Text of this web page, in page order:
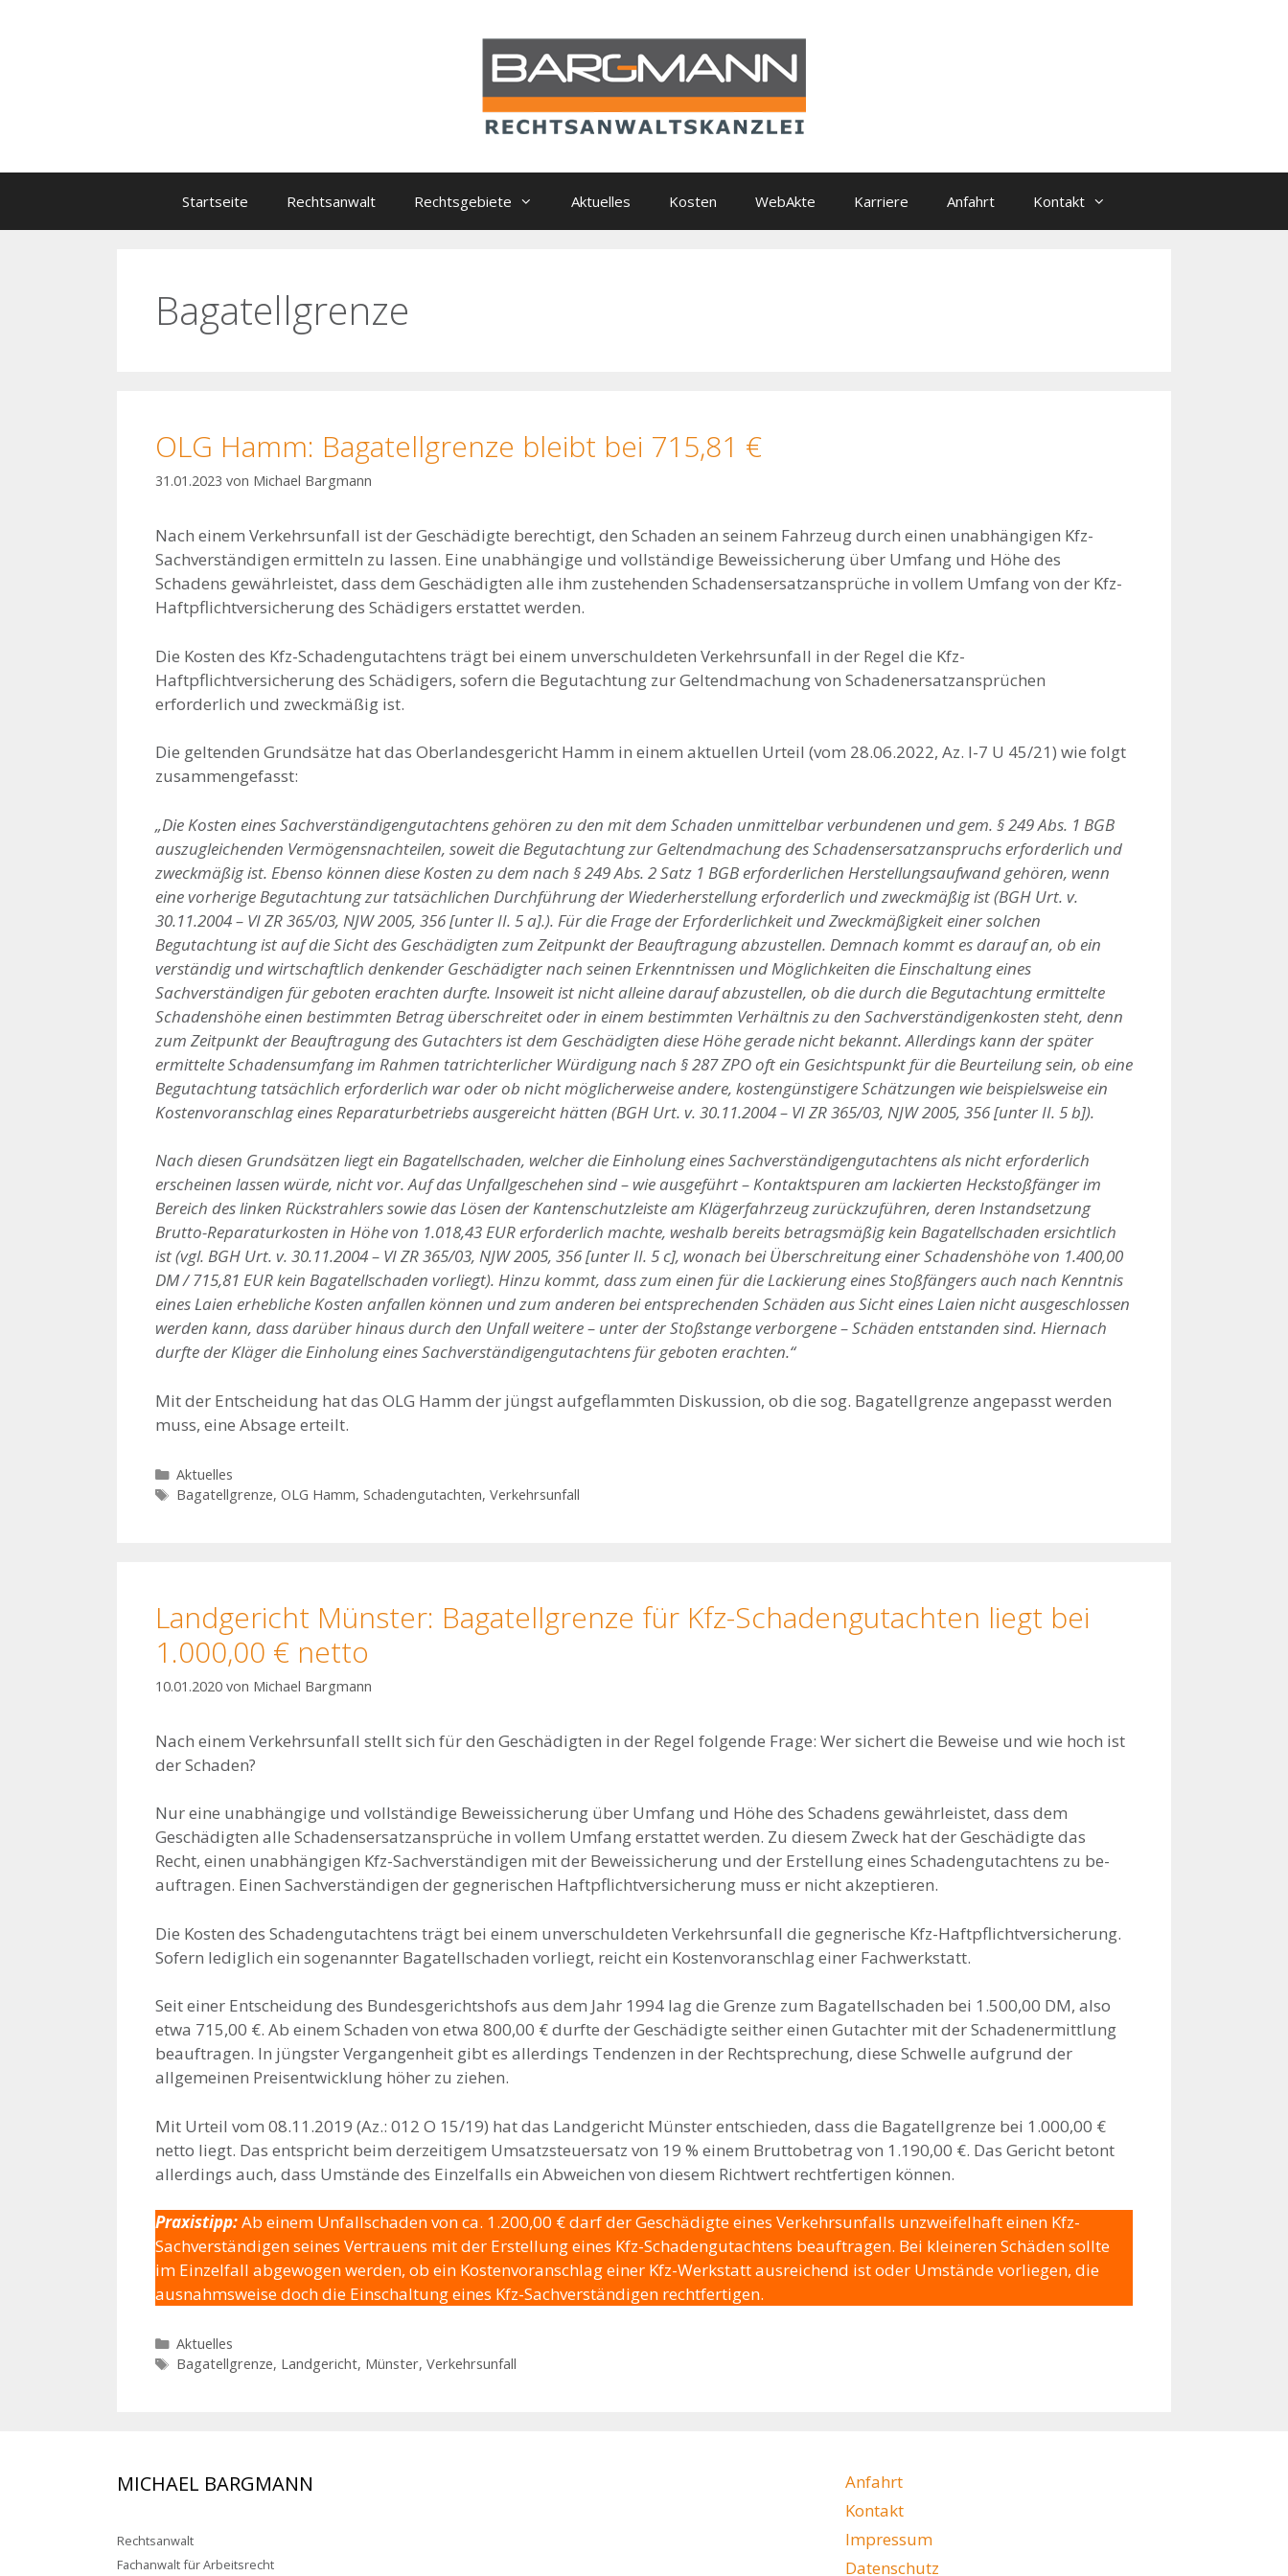
Startseite Rechtsanwalt Rechtsgebiete Aktuelles Kosten WebAkte Karriere Anfahrt Kontakt
Bagatellgrenze
OLG Hamm: Bagatellgrenze bleibt bei 715,81 €
31.01.2023 von Michael Bargmann
Nach einem Verkehrsunfall ist der Geschädigte berechtigt, den Schaden an seinem Fahrzeug durch einen unabhängigen Kfz-
Sachverständigen ermitteln zu lassen. Eine unabhängige und vollständige Beweissicherung über Umfang und Höhe des
Schadens gewährleistet, dass dem Geschädigten alle ihm zustehenden Schadensersatzansprüche in vollem Umfang von der Kfz-
Haftpflichtversicherung des Schädigers erstattet werden.
Die Kosten des Kfz-Schadengutachtens trägt bei einem unverschuldeten Verkehrsunfall in der Regel die Kfz-
Haftpflichtversicherung des Schädigers, sofern die Begutachtung zur Geltendmachung von Schadenersatzansprüchen
erforderlich und zweckmäßig ist.
Die geltenden Grundsätze hat das Oberlandesgericht Hamm in einem aktuellen Urteil (vom 28.06.2022, Az. I-7 U 45/21) wie folgt
zusammengefasst:
„Die Kosten eines Sachverständigengutachtens gehören zu den mit dem Schaden unmittelbar verbundenen und gem. § 249 Abs. 1 BGB
auszugleichenden Vermögensnachteilen, soweit die Begutachtung zur Geltendmachung des Schadensersatzanspruchs erforderlich und
zweckmäßig ist. Ebenso können diese Kosten zu dem nach § 249 Abs. 2 Satz 1 BGB erforderlichen Herstellungsaufwand gehören, wenn
eine vorherige Begutachtung zur tatsächlichen Durchführung der Wiederherstellung erforderlich und zweckmäßig ist (BGH Urt. v.
30.11.2004 – VI ZR 365/03, NJW 2005, 356 [unter II. 5 a].). Für die Frage der Erforderlichkeit und Zweckmäßigkeit einer solchen
Begutachtung ist auf die Sicht des Geschädigten zum Zeitpunkt der Beauftragung abzustellen. Demnach kommt es darauf an, ob ein
verständig und wirtschaftlich denkender Geschädigter nach seinen Erkenntnissen und Möglichkeiten die Einschaltung eines
Sachverständigen für geboten erachten durfte. Insoweit ist nicht alleine darauf abzustellen, ob die durch die Begutachtung ermittelte
Schadenshöhe einen bestimmten Betrag überschreitet oder in einem bestimmten Verhältnis zu den Sachverständigenkosten steht, denn
zum Zeitpunkt der Beauftragung des Gutachters ist dem Geschädigten diese Höhe gerade nicht bekannt. Allerdings kann der später
ermittelte Schadensumfang im Rahmen tatrichterlicher Würdigung nach § 287 ZPO oft ein Gesichtspunkt für die Beurteilung sein, ob eine
Begutachtung tatsächlich erforderlich war oder ob nicht möglicherweise andere, kostengünstigere Schätzungen wie beispielsweise ein
Kostenvoranschlag eines Reparaturbetriebs ausgereicht hätten (BGH Urt. v. 30.11.2004 – VI ZR 365/03, NJW 2005, 356 [unter II. 5 b]).
Nach diesen Grundsätzen liegt ein Bagatellschaden, welcher die Einholung eines Sachverständigengutachtens als nicht erforderlich
erscheinen lassen würde, nicht vor. Auf das Unfallgeschehen sind – wie ausgeführt – Kontaktspuren am lackierten Heckstoßfänger im
Bereich des linken Rückstrahlers sowie das Lösen der Kantenschutzleiste am Klägerfahrzeug zurückzuführen, deren Instandsetzung
Brutto-Reparaturkosten in Höhe von 1.018,43 EUR erforderlich machte, weshalb bereits betragsmäßig kein Bagatellschaden ersichtlich
ist (vgl. BGH Urt. v. 30.11.2004 – VI ZR 365/03, NJW 2005, 356 [unter II. 5 c], wonach bei Überschreitung einer Schadenshöhe von 1.400,00
DM / 715,81 EUR kein Bagatellschaden vorliegt). Hinzu kommt, dass zum einen für die Lackierung eines Stoßfängers auch nach Kenntnis
eines Laien erhebliche Kosten anfallen können und zum anderen bei entsprechenden Schäden aus Sicht eines Laien nicht ausgeschlossen
werden kann, dass darüber hinaus durch den Unfall weitere – unter der Stoßstange verborgene – Schäden entstanden sind. Hiernach
durfte der Kläger die Einholung eines Sachverständigengutachtens für geboten erachten.“
Mit der Entscheidung hat das OLG Hamm der jüngst aufgeflammten Diskussion, ob die sog. Bagatellgrenze angepasst werden
muss, eine Absage erteilt.
Kategorien
Aktuelles
Schlagwörter
Bagatellgrenze, OLG Hamm, Schadengutachten, Verkehrsunfall
Landgericht Münster: Bagatellgrenze für Kfz-Schadengutachten liegt bei
1.000,00 € netto
10.01.2020 von Michael Bargmann
Nach einem Verkehrsunfall stellt sich für den Geschädigten in der Regel folgende Frage: Wer sichert die Beweise und wie hoch ist
der Schaden?
Nur eine unabhängige und vollständige Beweis­sicherung über Umfang und Höhe des Schadens ge­währleistet, dass dem
Geschädigten alle Schadensersatz­ansprüche in vollem Umfang erstattet werden. Zu diesem Zweck hat der Geschädigte das
Recht, einen unabhän­gigen Kfz-Sachverständigen mit der Beweissicherung und der Erstellung eines Schadengutachtens zu be­
auftragen. Einen Sach­verständigen der gegnerischen Haftpflichtver­sicherung muss er nicht akzeptieren.
Die Kosten des Schadengutachtens trägt bei einem unverschuldeten Verkehrsunfall die gegnerische Kfz-Haftpflichtversicherung.
Sofern lediglich ein sogenannter Bagatell­schaden vorliegt, reicht ein Kostenvoranschlag einer Fach­werkstatt.
Seit einer Entscheidung des Bundesgerichtshofs aus dem Jahr 1994 lag die Grenze zum Bagatellschaden bei 1.500,00 DM, also
etwa 715,00 €. Ab einem Schaden von etwa 800,00 € durfte der Geschädigte seither einen Gutachter mit der Schadenermittlung
beauftragen. In jüngster Vergangenheit gibt es allerdings Tendenzen in der Rechtsprechung, diese Schwelle aufgrund der
allgemeinen Preisentwicklung höher zu ziehen.
Mit Urteil vom 08.11.2019 (Az.: 012 O 15/19) hat das Landgericht Münster entschieden, dass die Bagatellgrenze bei 1.000,00 €
netto liegt. Das entspricht beim derzeitigem Umsatzsteuersatz von 19 % einem Bruttobetrag von 1.190,00 €. Das Gericht betont
allerdings auch, dass Umstände des Einzelfalls ein Abweichen von diesem Richtwert rechtfertigen können.
Praxistipp:Ab einem Unfallschaden von ca. 1.200,00 € darf der Geschädigte eines Verkehrsunfalls unzweifelhaft einen Kfz-
Sachverständigen seines Vertrauens mit der Erstellung eines Kfz-Schadengutachtens beauftragen. Bei kleineren Schäden sollte
im Einzelfall abgewogen werden, ob ein Kostenvoranschlag einer Kfz-Werkstatt ausreichend ist oder Umstände vorliegen, die
ausnahmsweise doch die Einschaltung eines Kfz-Sachverständigen rechtfertigen.
Kategorien
Aktuelles
Schlagwörter
Bagatellgrenze, Landgericht, Münster, Verkehrsunfall
MICHAEL BARGMANN
Rechtsanwalt
Fachanwalt für Arbeitsrecht
Anfahrt
Kontakt
Impressum
Datenschutz